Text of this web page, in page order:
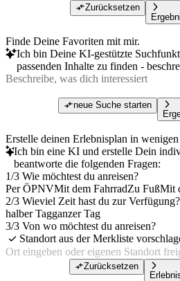
Zurücksetzen
Finde Deine Favoriten mit mir.
Ich bin Deine KI-gestützte
passenden Inhalte zu finden -
neue Suche starten
Erstelle deinen Erlebnisplan in
Ich bin eine KI und erstelle Dein
beantworte die folgenden Fragen:
1/3 Wie möchtest du anreisen?
Per ÖPNVMit dem FahrradZu FußMit
2/3 Wieviel Zeit hast du zur Verfügung?
halber Tagganzer Tag
3/3 Von wo möchtest du anreisen?
Standort aus der Merkliste
Zurücksetzen